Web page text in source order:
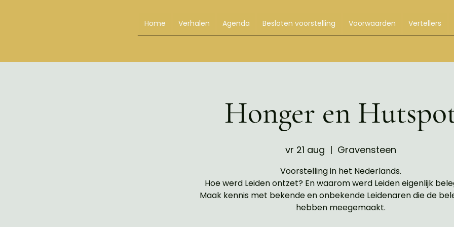
Home Verhalen Agenda Besloten voorstelling Voorwaarden Vertellers
Honger en
vr 21 aug
  |
Gravensteen
Voorstelling in het Nederlands.
Hoe werd Leiden ontzet? En waarom werd Leiden eigenlijk
Maak kennis met bekende en onbekende Leidenaren die de
hebben meegemaakt.